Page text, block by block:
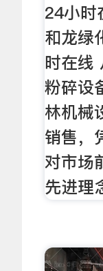
24小时
和龙绿
时在线
粉碎设
林机械
销售，
对市场
先进理